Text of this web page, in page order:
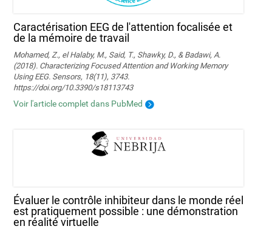
Caractérisation EEG de l'attention focalisée et
de la mémoire de travail
Mohamed, Z., el Halaby, M., Said, T., Shawky, D., & Badawi, A.
(2018). Characterizing Focused Attention and Working Memory
Using EEG. Sensors, 18(11), 3743.
https://doi.org/10.3390/s18113743
Voir l'article complet dans PubMed
Évaluer le contrôle inhibiteur dans le monde réel
est pratiquement possible : une démonstration
en réalité virtuelle